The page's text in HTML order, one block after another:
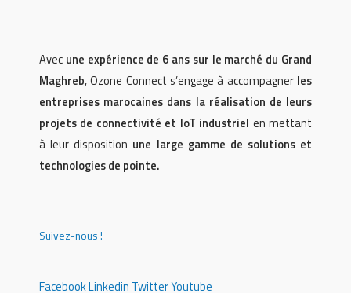
Avec une expérience de 6 ans sur le marché du Grand
Maghreb, Ozone Connect s’engage à accompagner les
entreprises marocaines dans la réalisation de leurs
projets de connectivité et IoT industriel en mettant
à leur disposition une large gamme de solutions et
technologies de pointe.
Suivez-nous !
FacebookLinkedin TwitterYoutube